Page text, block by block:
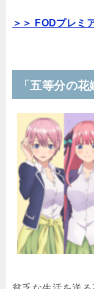
＞＞ FODプレミ
「五等分の